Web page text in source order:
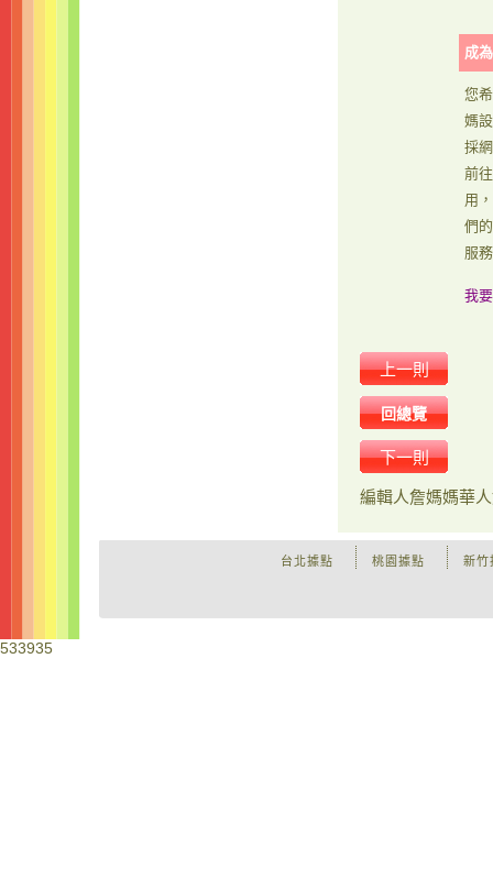
成
您
媽
採
前
用
們
服
我
上一則
回總覽
下一則
編輯人詹媽媽華
新竹
桃園據點
台北據點
533935